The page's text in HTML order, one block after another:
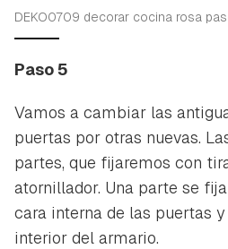
DEKO0709 decorar cocina rosa
Paso 5
Vamos a cambiar las
puertas por otras nuevas.
partes, que fijaremos con
atornillador. Una parte se
cara interna de las puertas
interior del armario.